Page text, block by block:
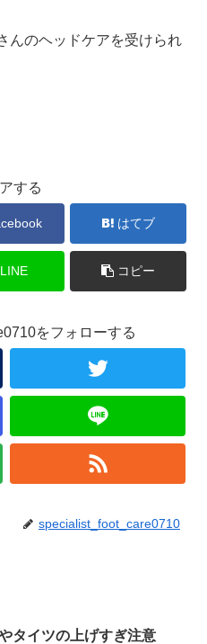
んのヘッドケアを受けられ
する
はてブ
LINE コピー
をフォローする
specialist_foot_care0710
タイツの上げすぎ注意